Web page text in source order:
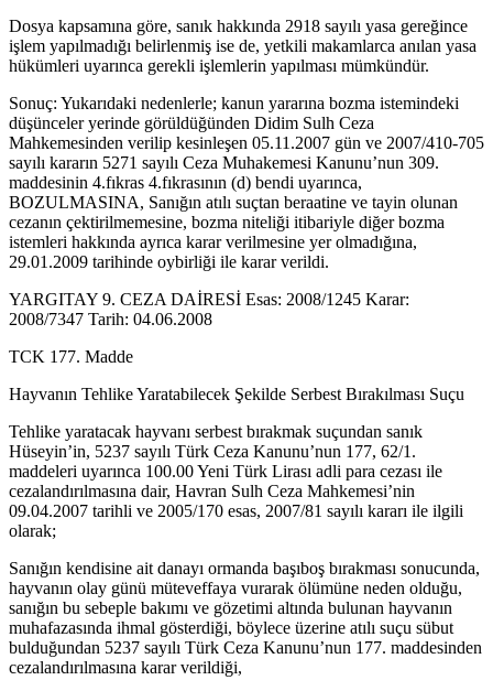
Dosya kapsamına göre, sanık hakkında 2918 sayılı yasa gereğince
işlem yapılmadığı belirlenmiş ise de, yetkili makamlarca anılan yasa
hükümleri uyarınca gerekli işlemlerin yapılması mümkündür.
Sonuç: Yukarıdaki nedenlerle; kanun yararına bozma istemindeki
düşünceler yerinde görüldüğünden Didim Sulh Ceza
Mahkemesinden verilip kesinleşen 05.11.2007 gün ve 2007/410-705
sayılı kararın 5271 sayılı Ceza Muhakemesi Kanunu’nun 309.
maddesinin 4.fıkras 4.fıkrasının (d) bendi uyarınca,
BOZULMASINA, Sanığın atılı suçtan beraatine ve tayin olunan
cezanın çektirilmemesine, bozma niteliği itibariyle diğer bozma
istemleri hakkında ayrıca karar verilmesine yer olmadığına,
29.01.2009 tarihinde oybirliği ile karar verildi.
YARGITAY 9. CEZA DAİRESİ Esas: 2008/1245 Karar:
2008/7347 Tarih: 04.06.2008
TCK 177. Madde
Hayvanın Tehlike Yaratabilecek Şekilde Serbest Bırakılması Suçu
Tehlike yaratacak hayvanı serbest bırakmak suçundan sanık
Hüseyin’in, 5237 sayılı Türk Ceza Kanunu’nun 177, 62/1.
maddeleri uyarınca 100.00 Yeni Türk Lirası adli para cezası ile
cezalandırılmasına dair, Havran Sulh Ceza Mahkemesi’nin
09.04.2007 tarihli ve 2005/170 esas, 2007/81 sayılı kararı ile ilgili
olarak;
Sanığın kendisine ait danayı ormanda başıboş bırakması sonucunda,
hayvanın olay günü müteveffaya vurarak ölümüne neden olduğu,
sanığın bu sebeple bakımı ve gözetimi altında bulunan hayvanın
muhafazasında ihmal gösterdiği, böylece üzerine atılı suçu sübut
bulduğundan 5237 sayılı Türk Ceza Kanunu’nun 177. maddesinden
cezalandırılmasına karar verildiği,